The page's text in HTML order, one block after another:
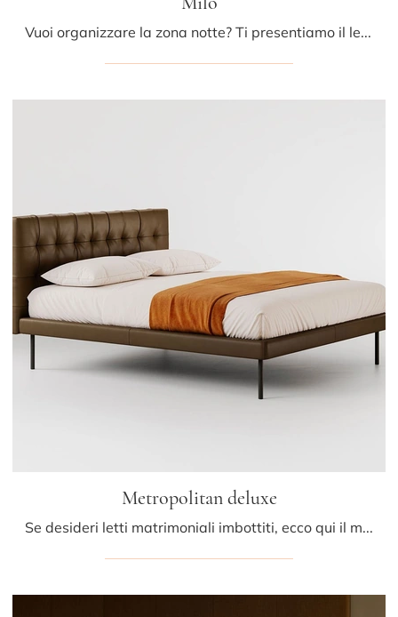
Vuoi organizzare la zona notte? Ti presentiamo il letto in tessuto Milo di Bolzan Letti per spazi design.
Metropolitan deluxe
Se desideri letti matrimoniali imbottiti, ecco qui il modello Metropolitan deluxe in pelle per arricchire la camera da letto.